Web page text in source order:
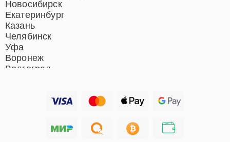
Новосибирск
Екатеринбург
Казань
Челябинск
Уфа
Воронеж
Волгоград
Хабаровск